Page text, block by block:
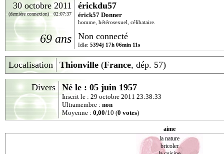
30 octobre 2011
(dernière connexion) 02:07:37
érickdu57
érick57 Donner
homme, hétérosexuel, célibataire.
Non connecté
Idle: 5394j 17h 06min 11s
69 ans
Localisation Thionville (France, dép. 57)
Divers Né le : 05 juin 1957
Inscrit le : 29 octobre 2011 23:38:33
Ultramembre : non
Moyenne : 0,00/10 (0 votes)
aime
la nature
bricoler